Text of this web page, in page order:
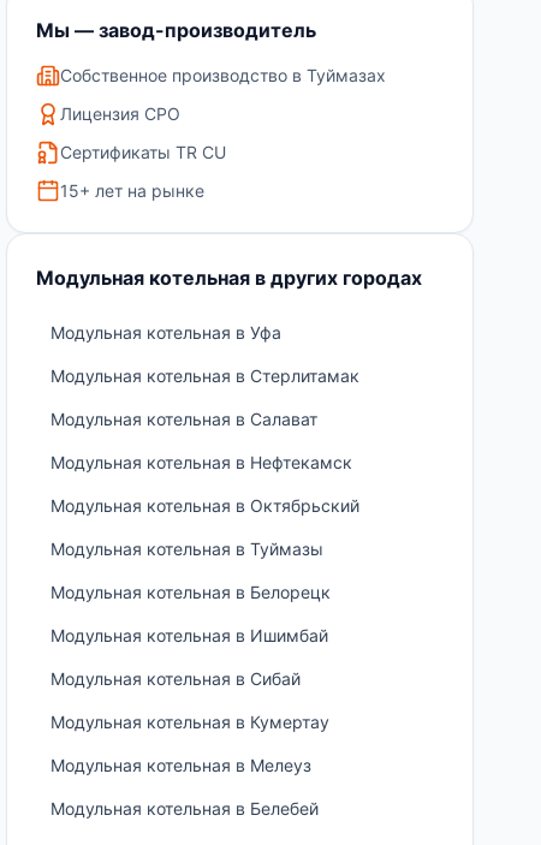
Мы — завод-производитель
Собственное производство в Туймазах
Лицензия СРО
Сертификаты TR CU
15+ лет на рынке
Модульная котельная в других городах
Модульная котельная в Уфа
Модульная котельная в Стерлитамак
Модульная котельная в Салават
Модульная котельная в Нефтекамск
Модульная котельная в Октябрьский
Модульная котельная в Туймазы
Модульная котельная в Белорецк
Модульная котельная в Ишимбай
Модульная котельная в Сибай
Модульная котельная в Кумертау
Модульная котельная в Мелеуз
Модульная котельная в Белебей